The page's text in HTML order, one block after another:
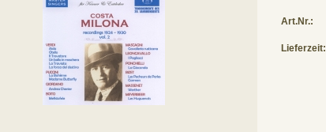
Art.Nr.:
Lieferzeit: